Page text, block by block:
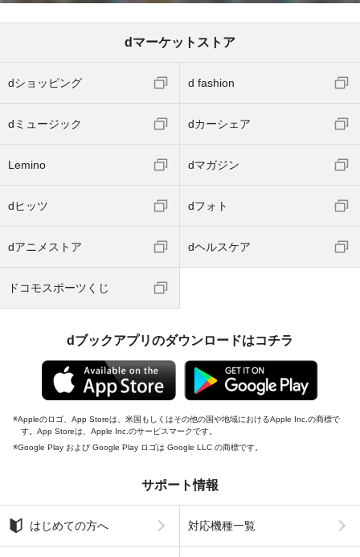
dマーケットストア
dショッピング d fashion
dミュージック dカーシェア
Lemino dマガジン
dヒッツ dフォト
dアニメストア dヘルスケア
ドコモスポーツくじ
dブックアプリのダウンロードはコチラ
Appleのロゴ、App Storeは、米国もしくはその他の国や地域におけるApple Inc.の商標で
す。App Storeは、Apple Inc.のサービスマークです。
Google Play および Google Play ロゴは Google LLC の商標です。
サポート情報
はじめての方へ 対応機種一覧